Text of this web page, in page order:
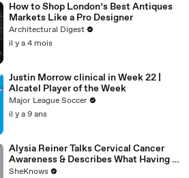
How to Shop London’s Best Antiques
Markets Like a Pro Designer
Architectural Digest
il y a 4 mois
Justin Morrow clinical in Week 22 |
Alcatel Player of the Week
Major League Soccer
il y a 9 ans
Alysia Reiner Talks Cervical Cancer
Awareness & Describes What Having a
LEEP Procedure is Really Like
SheKnows